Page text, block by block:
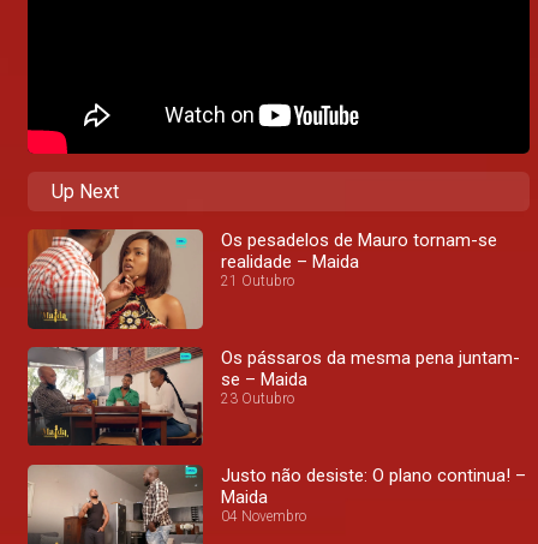
Up Next
Os pesadelos de Mauro tornam-se
realidade – Maida
21 Outubro
Os pássaros da mesma pena juntam-
se – Maida
23 Outubro
Justo não desiste: O plano continua! –
Maida
04 Novembro